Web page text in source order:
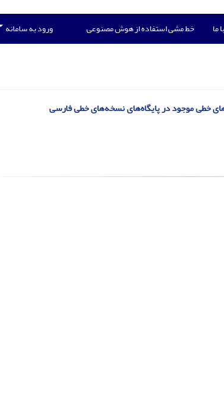
ما خط مشی استفاده از هوش مصنوعی ورود به سامانه
خطی موجود در پایگاه‌‌‌های نسخه‌های خطی فارسی